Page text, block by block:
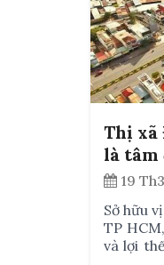
Thị xã
là tâm
BĐS
19
Sở hữu
TP
và lợi